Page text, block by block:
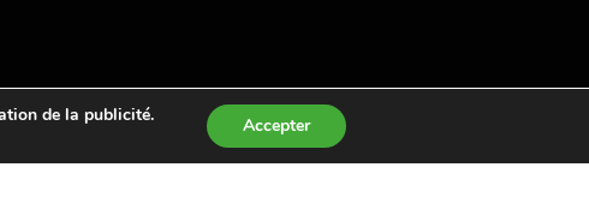
de la publicité.
Accepter